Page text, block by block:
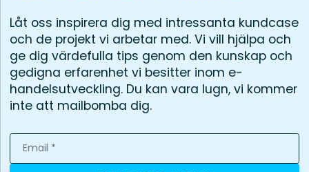
Låt oss inspirera dig med intressanta kundcase
och de projekt vi arbetar med. Vi vill hjälpa och
ge dig värdefulla tips genom den kunskap och
gedigna erfarenhet vi besitter inom e-
handelsutveckling. Du kan vara lugn, vi kommer
inte att mailbomba dig.